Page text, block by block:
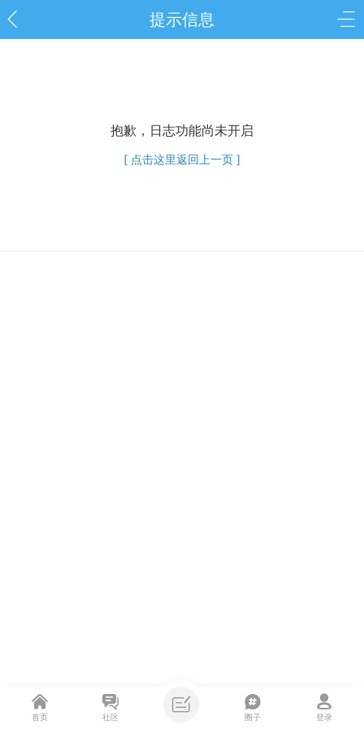
提示信息
抱歉，日志功能尚未开启
[ 点击这里返回上一页 ]
首页 社区 圈子 登录